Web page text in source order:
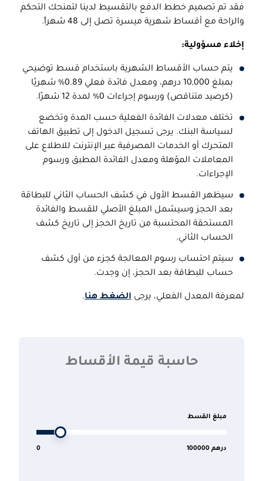
فقد تم تصميم خطط الدفع بالتقسيط لدينا لتمنحك التحكم
والراحة مع أقساط شهرية ميسرة تصل إلى 48 شهراً.
إخلاء مسؤولية:
يتم حساب الأقساط الشهرية باستخدام قسط توضيحي
بمبلغ 10,000 درهم، ومعدل فائدة فعلي 0.89% شهريًا
(كرصيد متناقص) ورسوم إجراءات 0% لمدة 12 شهرًا.
تختلف معدلات الفائدة الفعلية حسب المدة وتخضع
لسياسة البنك. يرجى تسجيل الدخول إلى تطبيق الهاتف
المتحرك أو الخدمات المصرفية عبر الإنترنت للاطلاع على
المعاملات المؤهلة ومعدل الفائدة المطبق ورسوم
الإجراءات.
سيظهر القسط الأول في كشف الحساب الثاني للبطاقة
بعد الحجز وسيشمل المبلغ الأصلي للقسط والفائدة
المستحقة المحتسبة من تاريخ الحجز إلى تاريخ كشف
الحساب الثاني.
سيتم احتساب رسوم المعالجة كجزء من أول كشف
حساب للبطاقة بعد الحجز، إن وجدت.
لمعرفة المعدل الفعلي، يرجى الضغط هنا.
حاسبة قيمة الأقساط
مبلغ القسط
0 درهم 100000